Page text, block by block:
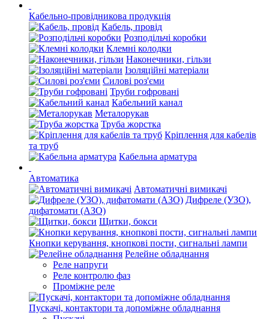
Кабельно-провідникова продукція
Кабель, провід
Розподільчі коробки
Клемні колодки
Наконечники, гільзи
Ізоляційні матеріали
Силові роз'єми
Труби гофровані
Кабельний канал
Металорукав
Труба жорстка
Кріплення для кабелів
та труб
Кабельна арматура
Автоматика
Автоматичні вимикачі
Дифреле (УЗО),
дифатомати (АЗО)
Щитки, бокси
Кнопки керування, кнопкові пости, сигнальні лампи
Релейне обладнання
Реле напруги
Реле контролю фаз
Проміжне реле
Пускачі, контактори та допоміжне обладнання